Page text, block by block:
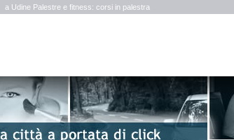
a Udine Palestre e fitness: corsi in palestra